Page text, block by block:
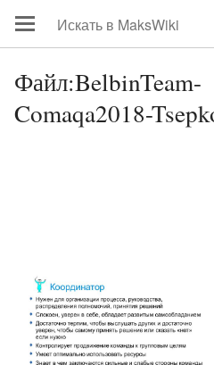
Файл:BelbinTeam-
Comaqa2018-